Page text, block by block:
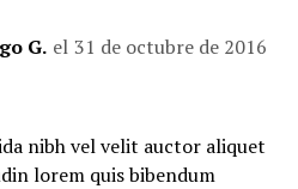
G. el 31 de octubre de 2016
nibh vel velit auctor aliquet
lorem quis bibendum